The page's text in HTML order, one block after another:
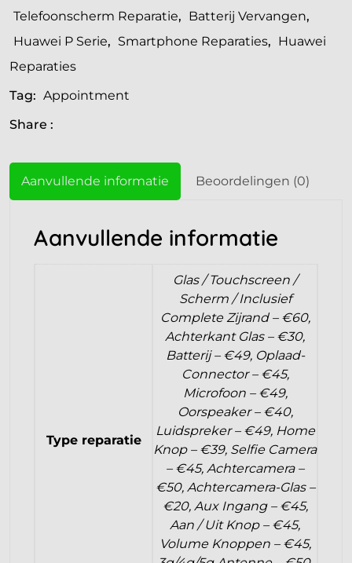
Telefoonscherm Reparatie, Batterij Vervangen,
Huawei P Serie, Smartphone Reparaties, Huawei
Reparaties
Tag: Appointment
Share :
Aanvullende informatie Beoordelingen (0)
Aanvullende informatie
Type reparatie
Glas / Touchscreen /
Scherm / Inclusief
Complete Zijrand – €60,
Achterkant Glas – €30,
Batterij – €49, Oplaad-
Connector – €45,
Microfoon – €49,
Oorspeaker – €40,
Luidspreker – €49, Home
Knop – €39, Selfie Camera
– €45, Achtercamera –
€50, Achtercamera-Glas –
€20, Aux Ingang – €45,
Aan / Uit Knop – €45,
Volume Knoppen – €45,